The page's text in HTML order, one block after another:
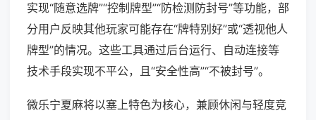
实现“随意选牌”“控制牌型”“防检测防封号”等功能，部
分用户反映其他玩家可能存在“牌特别好”或“透视他人
牌型”的情况。这些工具通过后台运行、自动连接等
技术手段实现不平公，且“安全性高”“不被封号”。
微乐宁夏麻将以塞上特色为核心，兼顾休闲与轻度竞